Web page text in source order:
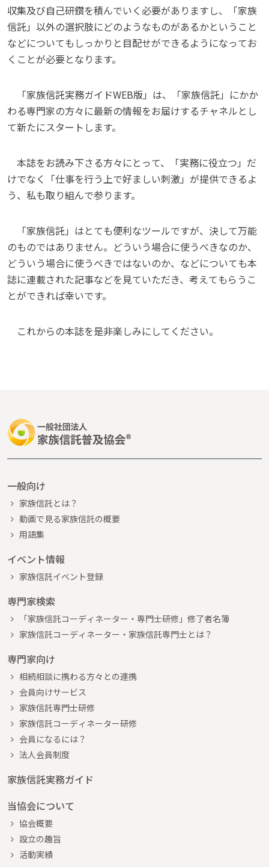
収集及び自己研鑽を積んでいく必要がありますし、「家族
信託」以外の選択肢にどのようなものがあるかということ
などについてもしっかりと目配せができるようになってお
くことが必要となります。
「家族信託実務ガイドWEB版」は、「家族信託」にかか
わる専門家の方々に最新の情報をお届けするチャネルとし
て新たにスタートします。
本誌をお読み下さる方々にとって、「実務に役立つ」だ
けでなく「仕事を行う上で好ましい刺激」が提供できるよ
う、私も取り組んで参ります。
「家族信託」はとても便利なツールですが、決して万能
のものではありません。どういう場合に使うべきなのか、
どういう場合に使うべきではないのか、などについても本
誌に連載された記事などを見ていただき、考えてもらうこ
とができれば幸いです。
これからの本誌を是非楽しみにしてください。
一般向け
家族信託とは？
動画で見る家族信託の概要
用語集
イベント情報
家族信託イベント登録
専門家検索
「家族信託コーディネーター・専門士研修」修了者名簿
家族信託コーディネーター・家族信託専門士とは？
専門家向け
相続相談に携わる方々との連携
会員向けサービス
家族信託専門士研修
家族信託コーディネーター研修
会員になるには？
法人会員制度
家族信託実務ガイド
当協会について
協会概要
設立の趣旨
活動実績